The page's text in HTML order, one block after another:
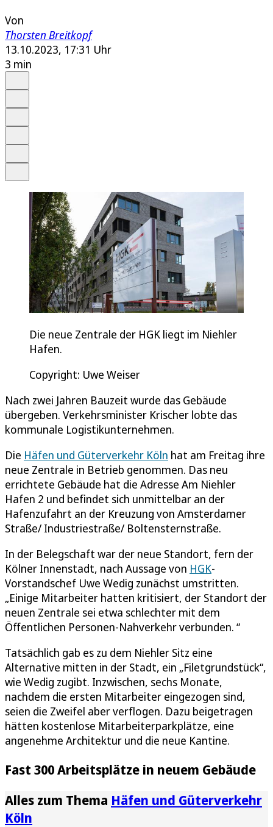
Von
Thorsten Breitkopf
13.10.2023, 17:31 Uhr
3 min
Die neue Zentrale der HGK liegt im Niehler
Hafen.
Copyright: Uwe Weiser
Nach zwei Jahren Bauzeit wurde das Gebäude
übergeben. Verkehrsminister Krischer lobte das
kommunale Logistikunternehmen.
Die Häfen und Güterverkehr Köln hat am Freitag ihre
neue Zentrale in Betrieb genommen. Das neu
errichtete Gebäude hat die Adresse Am Niehler
Hafen 2 und befindet sich unmittelbar an der
Hafenzufahrt an der Kreuzung von Amsterdamer
Straße/ Industriestraße/ Boltensternstraße.
In der Belegschaft war der neue Standort, fern der
Kölner Innenstadt, nach Aussage von HGK-
Vorstandschef Uwe Wedig zunächst umstritten.
„Einige Mitarbeiter hatten kritisiert, der Standort der
neuen Zentrale sei etwa schlechter mit dem
Öffentlichen Personen-Nahverkehr verbunden. “
Tatsächlich gab es zu dem Niehler Sitz eine
Alternative mitten in der Stadt, ein „Filetgrundstück“,
wie Wedig zugibt. Inzwischen, sechs Monate,
nachdem die ersten Mitarbeiter eingezogen sind,
seien die Zweifel aber verflogen. Dazu beigetragen
hätten kostenlose Mitarbeiterparkplätze, eine
angenehme Architektur und die neue Kantine.
Fast 300 Arbeitsplätze in neuem Gebäude
Alles zum Thema Häfen und Güterverkehr
Köln